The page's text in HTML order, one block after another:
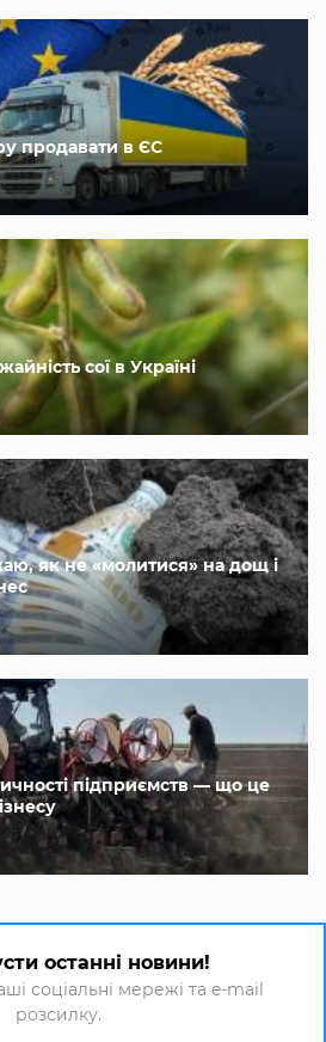
продавати в ЄС
сої в Україні
як не «молитися» на дощ і
підприємств — що це
останні новини!
соціальні мережі та e-mail
розсилку.